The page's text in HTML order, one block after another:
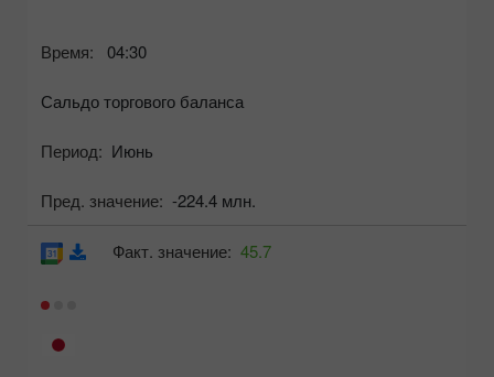
Время: 04:30
Сальдо торгового баланса
Период: Июнь
Пред. значение: -224.4 млн.
Факт. значение: 45.7